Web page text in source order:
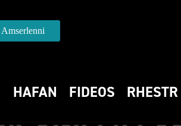
Amserlenni
HAFAN FIDEOS